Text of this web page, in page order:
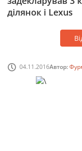
ділянок і Lexus
04.11.2016Автор: